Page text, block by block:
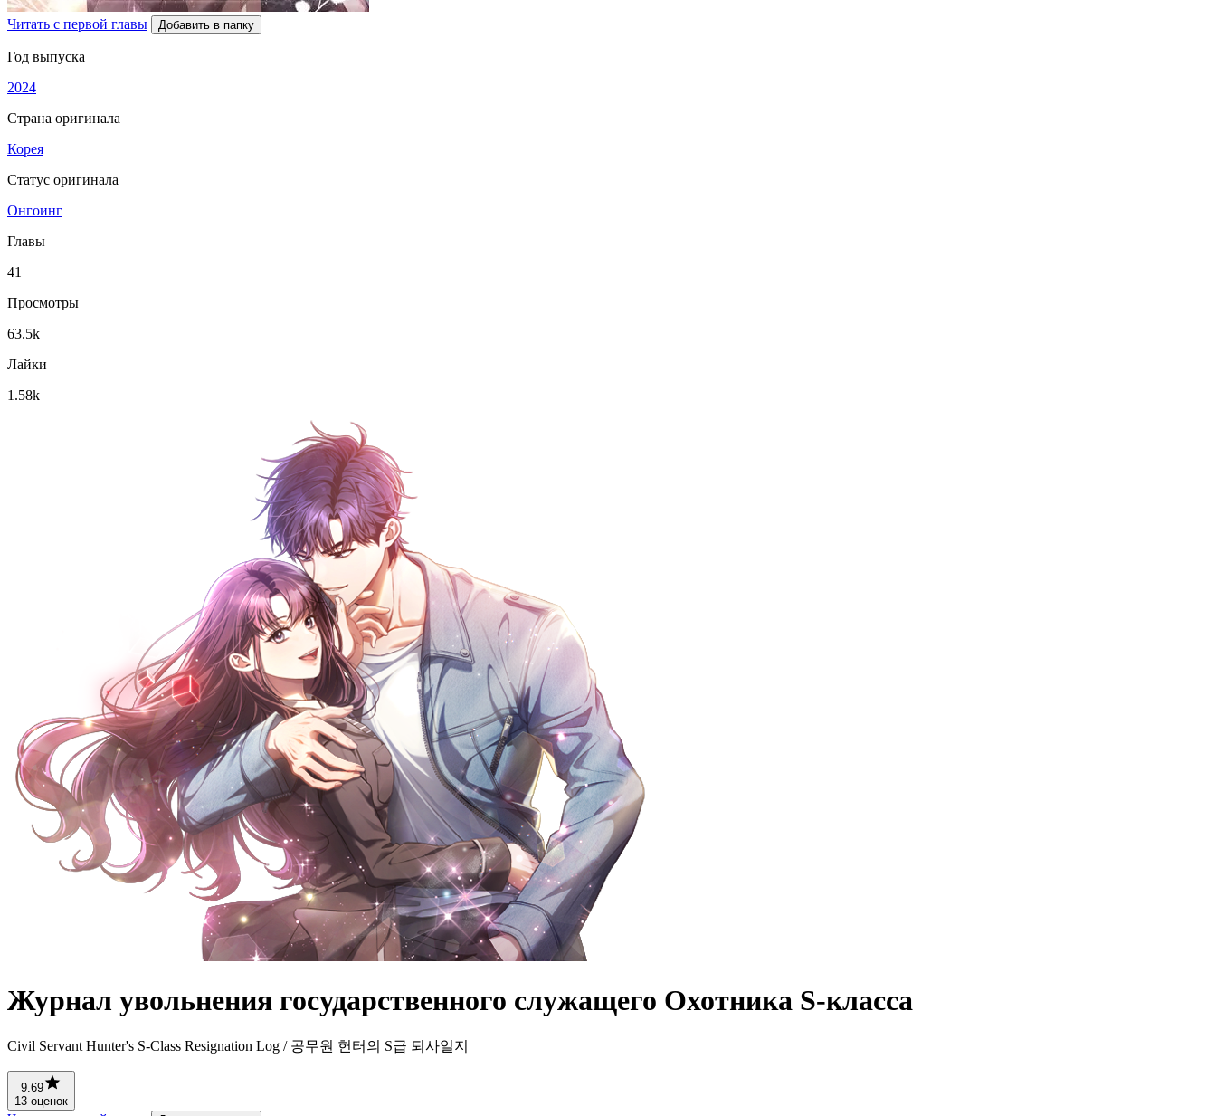
Читать с первой главы Добавить в папку
Год выпуска
2024
Страна оригинала
Корея
Статус оригинала
Онгоинг
Главы
41
Просмотры
63.5k
Лайки
1.58k
Журнал увольнения государственного служащего Oхотника S-класса
Civil Servant Hunter's S-Class Resignation Log / 공무원 헌터의 S급 퇴사일지
9.69
13 оценок